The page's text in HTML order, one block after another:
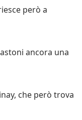
però a
ancora una
che però trova